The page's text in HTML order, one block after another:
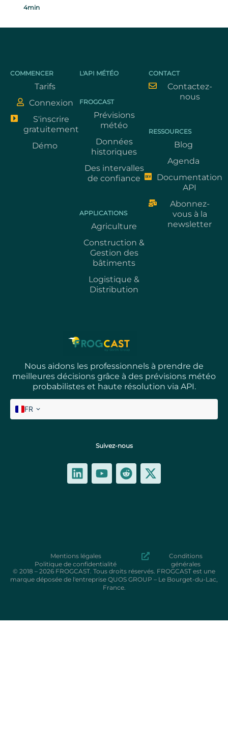
4min
Nous aidons les professionnels à prendre de
meilleures décisions grâce à des prévisions météo
probabilistes et haute résolution via API.
FR
Suivez-nous
COMMENCER
Tarifs
Connexion
S'inscrire
gratuitement
Démo
L'API MÉTÉO
FROGCAST
Prévisions
météo
Données
historiques
Des intervalles
de confiance
APPLICATIONS
Agriculture
Construction &
Gestion des
bâtiments
Logistique &
Distribution
CONTACT
Contactez-
nous
RESSOURCES
Blog
Agenda
Documentation
API
Abonnez-
vous à la
newsletter
Mentions légales
Politique de confidentialité
Conditions
générales
© 2018 – 2026 FROGCAST. Tous droits réservés. FROGCAST est une
marque déposée de l'entreprise QUOS GROUP – Le Bourget-du-Lac,
France.